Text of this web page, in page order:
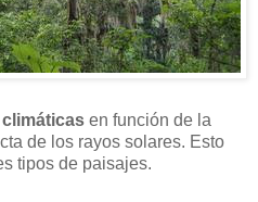
en función de la
de los rayos solares. Esto
tipos de paisajes.